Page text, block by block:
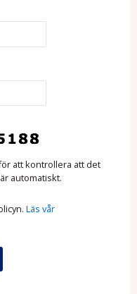
att kontrollera att det
automatiskt.
Läs vår